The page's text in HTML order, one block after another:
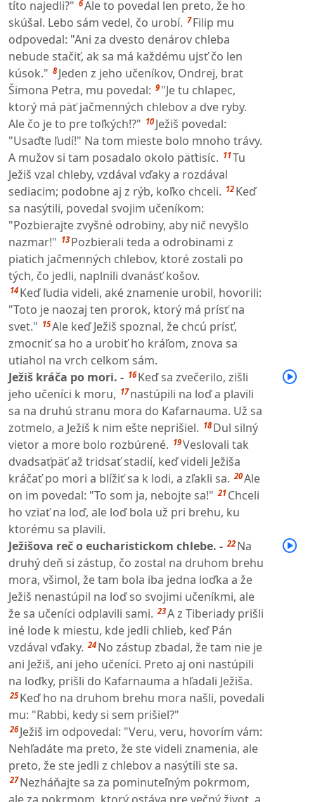
títo najedli?" 6Ale to povedal len preto, že ho
skúšal. Lebo sám vedel, čo urobí. 7 Filip mu
odpovedal: "Ani za dvesto denárov chleba
nebude stačiť, ak sa má každému ujsť čo len
kúsok." 8 Jeden z jeho učeníkov, Ondrej, brat
Šimona Petra, mu povedal: 9 "Je tu chlapec,
ktorý má päť jačmenných chlebov a dve ryby.
Ale čo je to pre toľkých!?" 10 Ježiš povedal:
"Usaďte ľudí!" Na tom mieste bolo mnoho trávy.
A mužov si tam posadalo okolo päťtisíc. 11Tu
Ježiš vzal chleby, vzdával vďaky a rozdával
sediacim; podobne aj z rýb, koľko chceli. 12 Keď
sa nasýtili, povedal svojim učeníkom:
"Pozbierajte zvyšné odrobiny, aby nič nevyšlo
nazmar!" 13 Pozbierali teda a odrobinami z
piatich jačmenných chlebov, ktoré zostali po
tých, čo jedli, naplnili dvanásť košov.
14 Keď ľudia videli, aké znamenie urobil, hovorili:
"Toto je naozaj ten prorok, ktorý má prísť na
svet." 15Ale keď Ježiš spoznal, že chcú prísť,
zmocniť sa ho a urobiť ho kráľom, znova sa
utiahol na vrch celkom sám.
Ježiš kráča po mori. - 16 Keď sa zvečerilo, zišli
jeho učeníci k moru, 17 nastúpili na loď a plavili
sa na druhú stranu mora do Kafarnauma. Už sa
zotmelo, a Ježiš k nim ešte neprišiel. 18 Dul silný
vietor a more bolo rozbúrené. 19Veslovali tak
dvadsaťpäť až tridsať stadií, keď videli Ježiša
kráčať po mori a blížiť sa k lodi, a zľakli sa. 20Ale
on im povedal: "To som ja, nebojte sa!" 21 Chceli
ho vziať na loď, ale loď bola už pri brehu, ku
ktorému sa plavili.
Ježišova reč o eucharistickom chlebe. - 22 Na
druhý deň si zástup, čo zostal na druhom brehu
mora, všimol, že tam bola iba jedna loďka a že
Ježiš nenastúpil na loď so svojimi učeníkmi, ale
že sa učeníci odplavili sami. 23A z Tiberiady prišli
iné lode k miestu, kde jedli chlieb, keď Pán
vzdával vďaky. 24 No zástup zbadal, že tam nie je
ani Ježiš, ani jeho učeníci. Preto aj oni nastúpili
na loďky, prišli do Kafarnauma a hľadali Ježiša.
25 Keď ho na druhom brehu mora našli, povedali
mu: "Rabbi, kedy si sem prišiel?"
26 Ježiš im odpovedal: "Veru, veru, hovorím vám:
Nehľadáte ma preto, že ste videli znamenia, ale
preto, že ste jedli z chlebov a nasýtili ste sa.
27 Nezháňajte sa za pominuteľným pokrmom,